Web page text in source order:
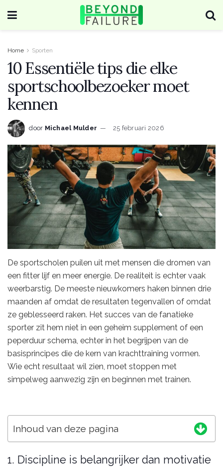
Home Sporten
10 Essentiële tips die elke
sportschoolbezoeker moet
kennen
door Michael Mulder 25 februari 2026
De sportscholen puilen uit met mensen die dromen van
een fitter lijf en meer energie. De realiteit is echter vaak
weerbarstig. De meeste nieuwkomers haken binnen drie
maanden af omdat de resultaten tegenvallen of omdat
ze geblesseerd raken. Het succes van de fanatieke
sporter zit hem niet in een geheim supplement of een
peperduur schema, echter in het begrijpen van de
basisprincipes die de kern van krachttraining vormen.
Wie echt resultaat wil zien, moet stoppen met
simpelweg aanwezig zijn en beginnen met trainen.
Inhoud van deze pagina
1. Discipline is belangrijker dan motivatie